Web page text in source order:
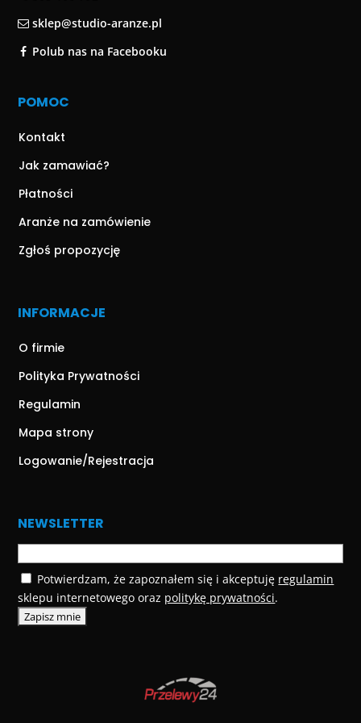
sklep@studio-aranze.pl
Polub nas na Facebooku
POMOC
Kontakt
Jak zamawiać?
Płatności
Aranże na zamówienie
Zgłoś propozycję
INFORMACJE
O firmie
Polityka Prywatności
Regulamin
Mapa strony
Logowanie/Rejestracja
NEWSLETTER
Potwierdzam, że zapoznałem się i akceptuję regulamin
sklepu internetowego oraz politykę prywatności.